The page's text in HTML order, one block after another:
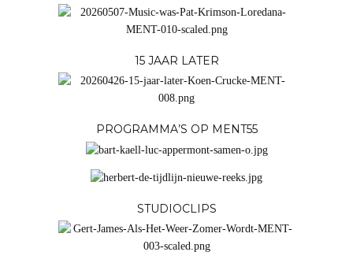
15 JAAR LATER
PROGRAMMA’S OP MENT55
STUDIOCLIPS